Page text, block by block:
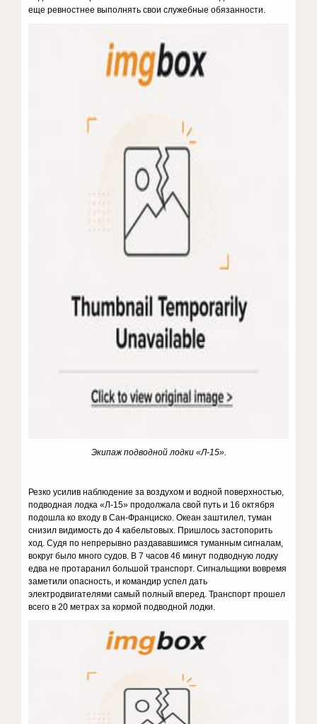
еще ревностнее выполнять свои служебные обязанности.
Экипаж подводной лодки «Л-15».
Резко усилив наблюдение за воздухом и водной поверхностью,
подводная лодка «Л-15» продолжала свой путь и 16 октября
подошла ко входу в Сан-Франциско. Океан заштилел, туман
снизил видимость до 4 кабельтовых. Пришлось застопорить
ход. Судя по непрерывно раздававшимся туманным сигналам,
вокруг было много судов. В 7 часов 46 минут подводную лодку
едва не протаранил большой транспорт. Сигнальщики вовремя
заметили опасность, и командир успел дать
электродвигателями самый полный вперед. Транспорт прошел
всего в 20 метрах за кормой подводной лодки.